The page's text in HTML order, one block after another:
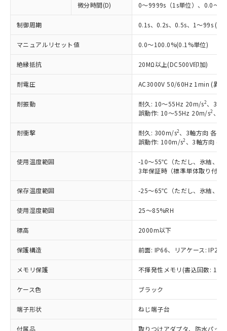
微分時間(D) 0～9999s（1s単位）、0.0～
制御周期 0.1s、0.2s、0.5s、1～99s (1s
マニュアルリセット値 0.0～100.0%(0.1%単位)
絶縁抵抗 20MΩ以上(DC500V印加)
耐電圧 AC3000V 50/60Hz 1min (異極
耐振動 耐久: 10～55Hz 20m/s2、3軸
誤動作: 10～55Hz 20m/s2 、3
耐衝撃 耐久: 300m/s2、3軸方向 各3回
誤動作: 100m/s2 、3軸方向 各
使用温度範囲
-10～55℃（ただし、氷結、結
3年保証時（標準単体取り付
保存温度範囲 -25～65℃（ただし、氷結、結
使用湿度範囲 25～85%RH
標高 2000m以下
保護構造 前面: IP66、リアケース: IP20
メモリ保護 不揮発性メモリ(書込回数: 100
ケース色 ブラック
端子形状 ねじ端子台
付属品 取りつけアダプタ、防水パッ
以下の条件をお読みいただき、同意のうえ
対応済み：EU RoHS指令（10物質）の
非含有に対応した製品が提供可能な商品で
対応予定：EU RoHS指令（10物質）の非含
有に対応した製品に切り替える予定のある
商品です。
非含有に非対応の商品で、対応品を出す予